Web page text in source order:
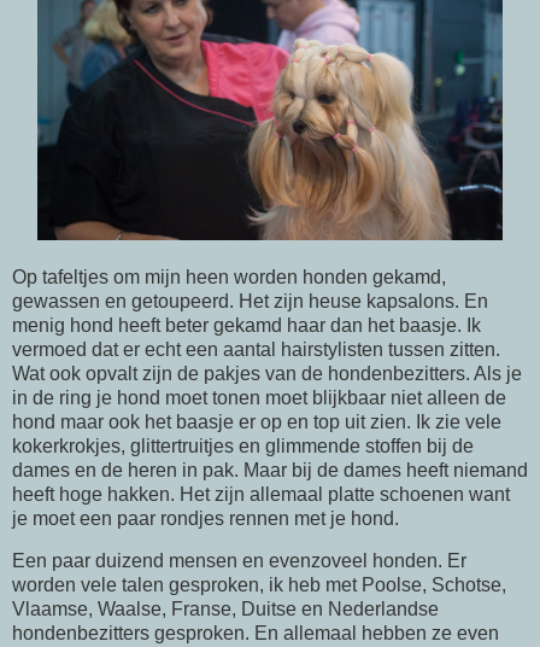
Op tafeltjes om mijn heen worden honden gekamd,
gewassen en getoupeerd. Het zijn heuse kapsalons. En
menig hond heeft beter gekamd haar dan het baasje. Ik
vermoed dat er echt een aantal hairstylisten tussen zitten.
Wat ook opvalt zijn de pakjes van de hondenbezitters. Als je
in de ring je hond moet tonen moet blijkbaar niet alleen de
hond maar ook het baasje er op en top uit zien. Ik zie vele
kokerkrokjes, glittertruitjes en glimmende stoffen bij de
dames en de heren in pak. Maar bij de dames heeft niemand
heeft hoge hakken. Het zijn allemaal platte schoenen want
je moet een paar rondjes rennen met je hond.
Een paar duizend mensen en evenzoveel honden. Er
worden vele talen gesproken, ik heb met Poolse, Schotse,
Vlaamse, Waalse, Franse, Duitse en Nederlandse
hondenbezitters gesproken. En allemaal hebben ze even